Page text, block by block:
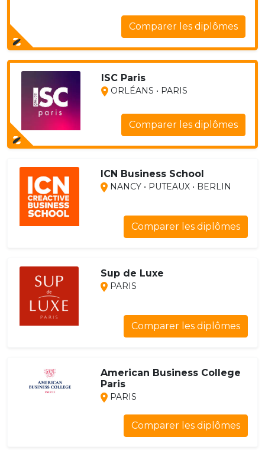
Comparer les diplômes
ISC Paris
ORLÉANS • PARIS
Comparer les diplômes
ICN Business School
NANCY • PUTEAUX • BERLIN
Comparer les diplômes
Sup de Luxe
PARIS
Comparer les diplômes
American Business College
Paris
PARIS
Comparer les diplômes